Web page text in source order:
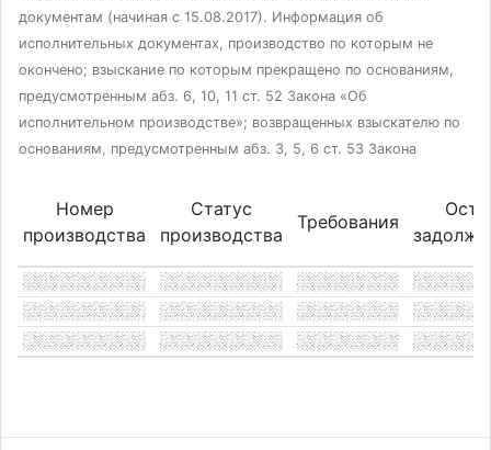
документам (начиная с 15.08.2017). Информация об
исполнительных документах, производство по которым не
окончено; взыскание по которым прекращено по основаниям,
предусмотренным абз. 6, 10, 11 ст. 52 Закона «Об
исполнительном производстве»; возвращенных взыскателю по
основаниям, предусмотренным абз. 3, 5, 6 ст. 53 Закона
Номер
производства
Статус
производства
Требования